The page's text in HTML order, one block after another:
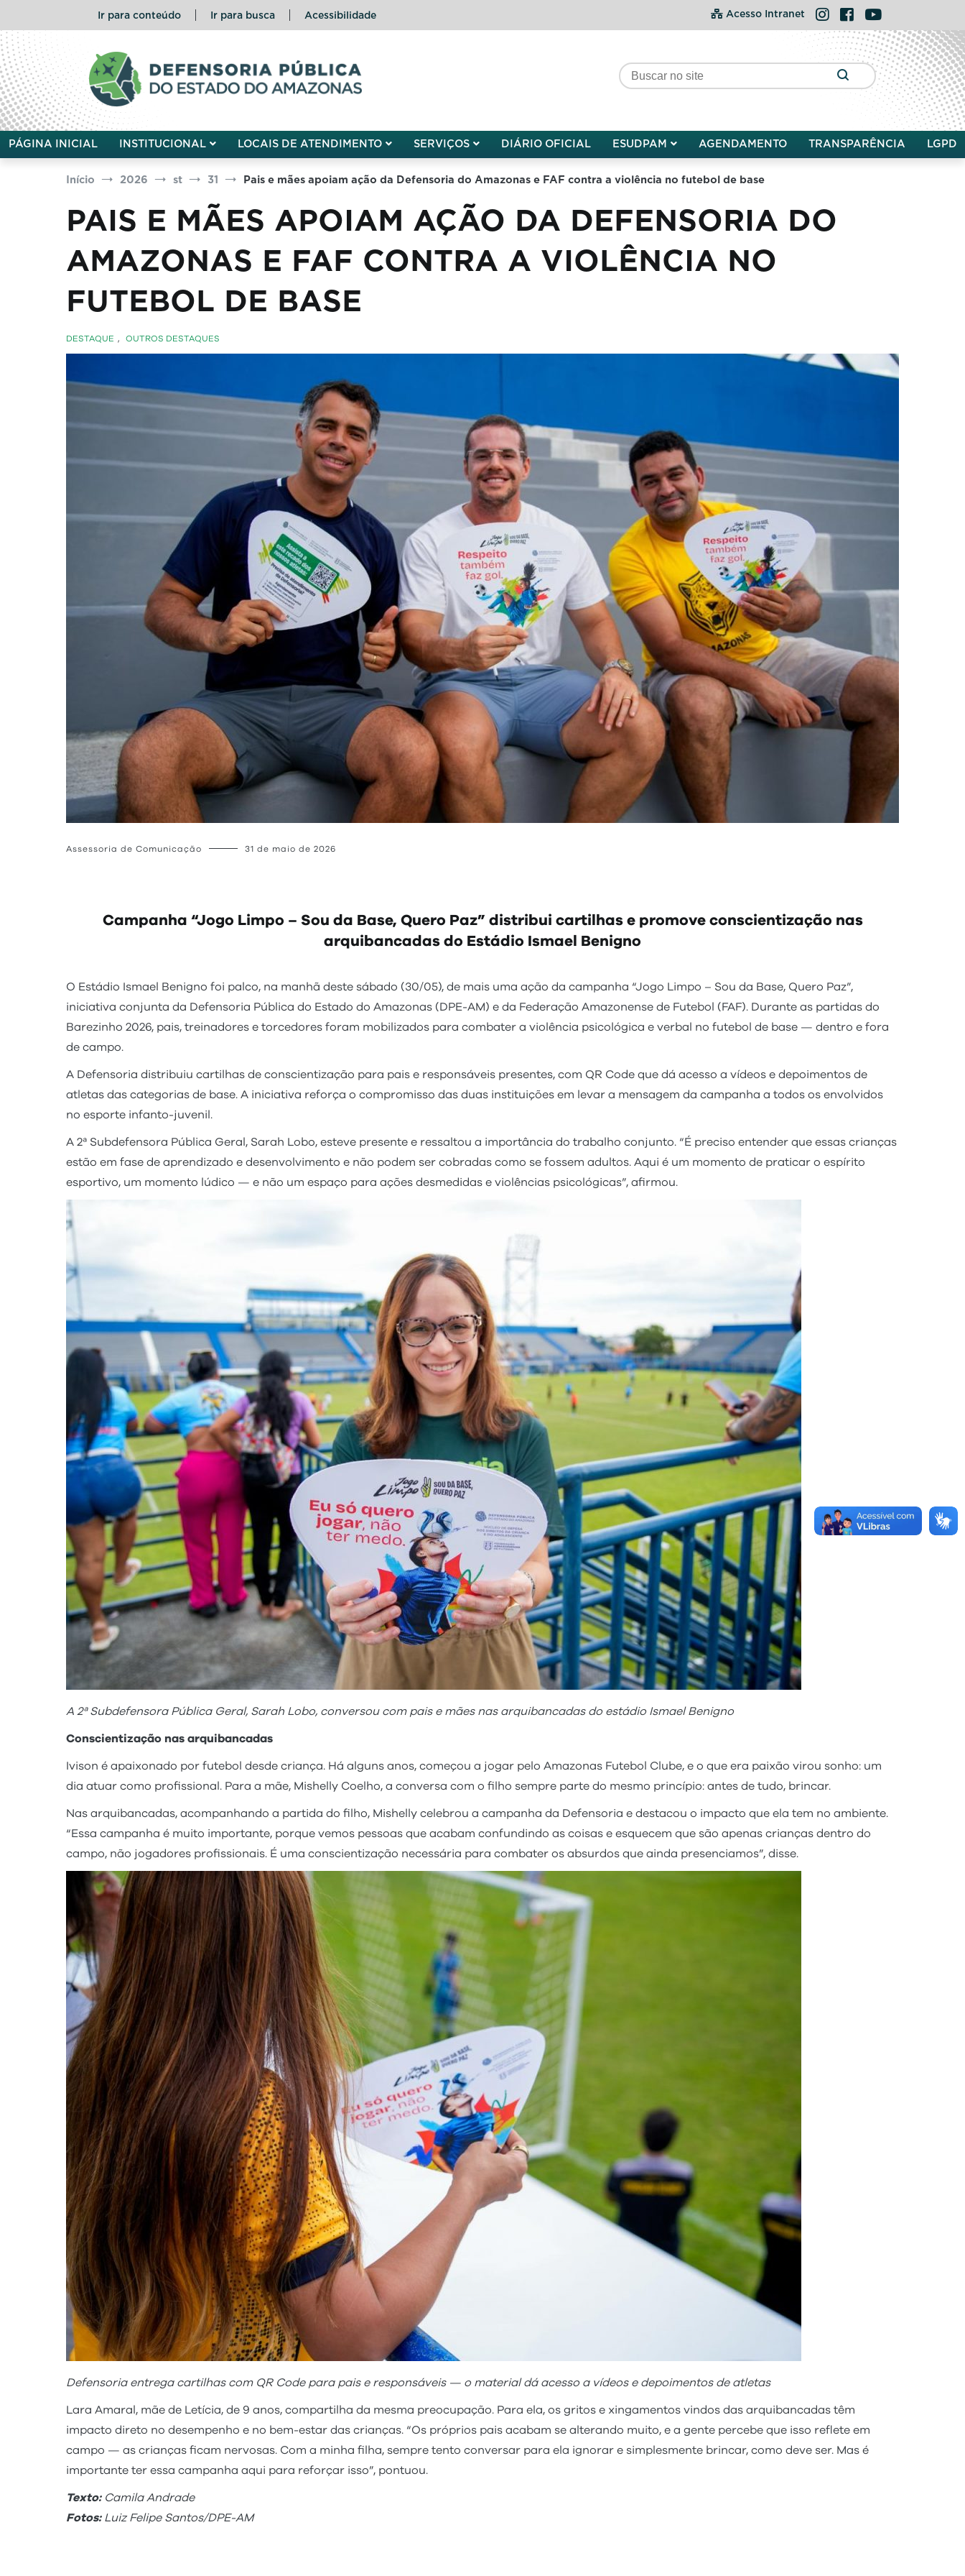
o
conteúdo
Ir para conteúdo Ir para busca Acessibilidade Acesso Intranet Instagram
FacebookYouTube
Defensoria Pública do Estado do Amazonas
PÁGINA INICIAL INSTITUCIONAL LOCAIS DE ATENDIMENTO SERVIÇOS DIÁRIO OFICIAL ESUDPAM AGENDAMENTO TRANSPARÊNCIA LGPD
Início 2026 st 31 Pais e mães apoiam ação da Defensoria do Amazonas e FAF contra a violência no futebol de base
PAIS E MÃES APOIAM AÇÃO DA DEFENSORIA DO
AMAZONAS E FAF CONTRA A VIOLÊNCIA NO
FUTEBOL DE BASE
DESTAQUE , OUTROS DESTAQUES
Assessoria de Comunicação 31 de maio de 2026
Campanha “Jogo Limpo – Sou da Base, Quero Paz” distribui cartilhas e promove conscientização nas
arquibancadas do Estádio Ismael Benigno
O Estádio Ismael Benigno foi palco, na manhã deste sábado (30/05), de mais uma ação da campanha “Jogo Limpo – Sou da Base, Quero Paz”,
iniciativa conjunta da Defensoria Pública do Estado do Amazonas (DPE-AM) e da Federação Amazonense de Futebol (FAF). Durante as partidas do
Barezinho 2026, pais, treinadores e torcedores foram mobilizados para combater a violência psicológica e verbal no futebol de base — dentro e fora
de campo.
A Defensoria distribuiu cartilhas de conscientização para pais e responsáveis presentes, com QR Code que dá acesso a vídeos e depoimentos de
atletas das categorias de base. A iniciativa reforça o compromisso das duas instituições em levar a mensagem da campanha a todos os envolvidos
no esporte infanto-juvenil.
A 2ª Subdefensora Pública Geral, Sarah Lobo, esteve presente e ressaltou a importância do trabalho conjunto. “É preciso entender que essas crianças
estão em fase de aprendizado e desenvolvimento e não podem ser cobradas como se fossem adultos. Aqui é um momento de praticar o espírito
esportivo, um momento lúdico — e não um espaço para ações desmedidas e violências psicológicas”, afirmou.
A 2ª Subdefensora Pública Geral, Sarah Lobo, conversou com pais e mães nas arquibancadas do estádio Ismael Benigno
Conscientização nas arquibancadas
Ivison é apaixonado por futebol desde criança. Há alguns anos, começou a jogar pelo Amazonas Futebol Clube, e o que era paixão virou sonho: um
dia atuar como profissional. Para a mãe, Mishelly Coelho, a conversa com o filho sempre parte do mesmo princípio: antes de tudo, brincar.
Nas arquibancadas, acompanhando a partida do filho, Mishelly celebrou a campanha da Defensoria e destacou o impacto que ela tem no ambiente.
“Essa campanha é muito importante, porque vemos pessoas que acabam confundindo as coisas e esquecem que são apenas crianças dentro do
campo, não jogadores profissionais. É uma conscientização necessária para combater os absurdos que ainda presenciamos”, disse.
Defensoria entrega cartilhas com QR Code para pais e responsáveis — o material dá acesso a vídeos e depoimentos de atletas
Lara Amaral, mãe de Letícia, de 9 anos, compartilha da mesma preocupação. Para ela, os gritos e xingamentos vindos das arquibancadas têm
impacto direto no desempenho e no bem-estar das crianças. “Os próprios pais acabam se alterando muito, e a gente percebe que isso reflete em
campo — as crianças ficam nervosas. Com a minha filha, sempre tento conversar para ela ignorar e simplesmente brincar, como deve ser. Mas é
importante ter essa campanha aqui para reforçar isso”, pontuou.
Texto: Camila Andrade
Fotos:Luiz Felipe Santos/DPE-AM